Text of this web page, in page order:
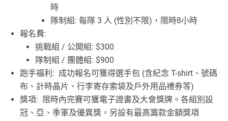
時
隊制組: 每隊 3 人 (性別不限)，限時8小時
報名費:
挑戰組 / 公開組: $300
隊制組 / 團體組: $900
跑手福利: 成功報名可獲得選手包 (含紀念 T-shirt、號碼
布、計時晶片、行李寄存索袋及戶外用品禮券等)
獎項: 限時內完賽可獲電子證書及大會獎牌。各組別設
冠、亞、季軍及優異獎，另設有最高籌款金額獎項